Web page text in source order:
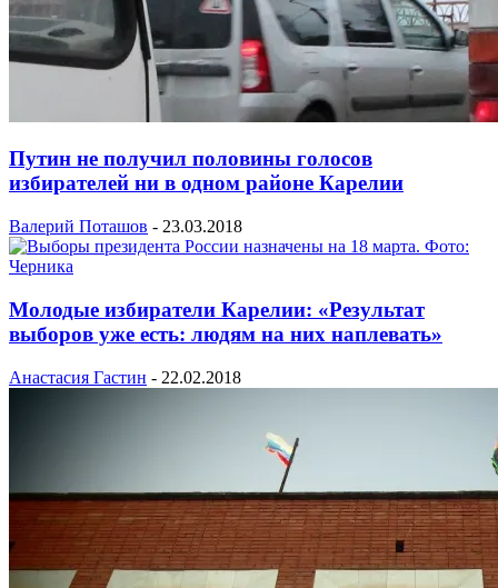
Путин не получил половины голосов
избирателей ни в одном районе Карелии
Валерий Поташов - 23.03.2018
Молодые избиратели Карелии: «Результат
выборов уже есть: людям на них наплевать»
Анастасия Гастин - 22.02.2018